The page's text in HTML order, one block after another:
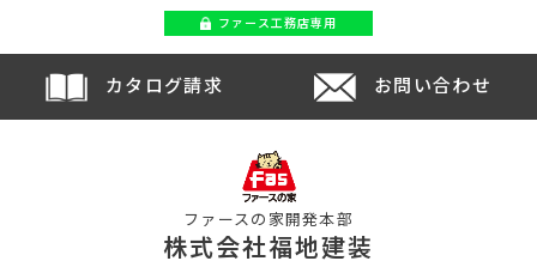
ファース工務店専用
カタログ請求 お問い合わせ
ファースの家開発本部
株式会社福地建装